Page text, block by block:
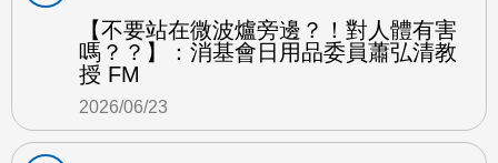
【不要站在微波爐旁邊？！對人體有害
嗎？？】：消基會日用品委員蕭弘清教
授 FM
2026/06/23